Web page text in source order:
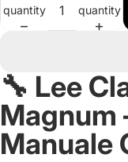
quantity
quantity
🔧 Lee
Magnum
Manuale